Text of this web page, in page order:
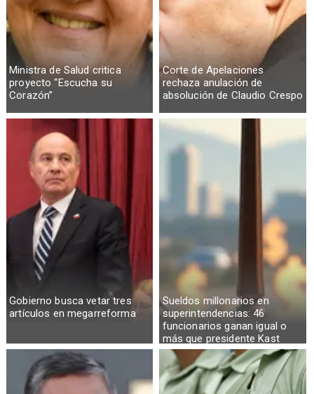
Ministra de Salud critica
proyecto “Escucha su
Corazón”
Corte de Apelaciones
rechaza anulación de
absolución de Claudio Crespo
Gobierno busca vetar tres
artículos en megarreforma
Sueldos millonarios en
superintendencias: 46
funcionarios ganan igual o
más que presidente Kast